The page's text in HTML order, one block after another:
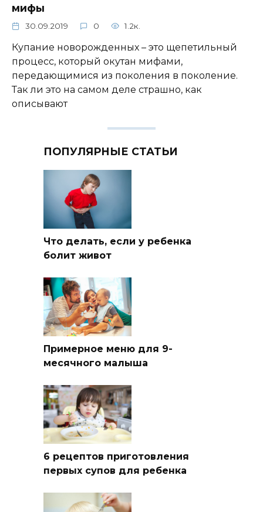
мифы
30.09.2019 0 1.2к.
Купание новорожденных – это щепетильный
процесс, который окутан мифами,
передающимися из поколения в поколение.
Так ли это на самом деле страшно, как
описывают
ПОПУЛЯРНЫЕ СТАТЬИ
Что делать, если у ребенка
болит живот
Примерное меню для 9-
месячного малыша
6 рецептов приготовления
первых супов для ребенка